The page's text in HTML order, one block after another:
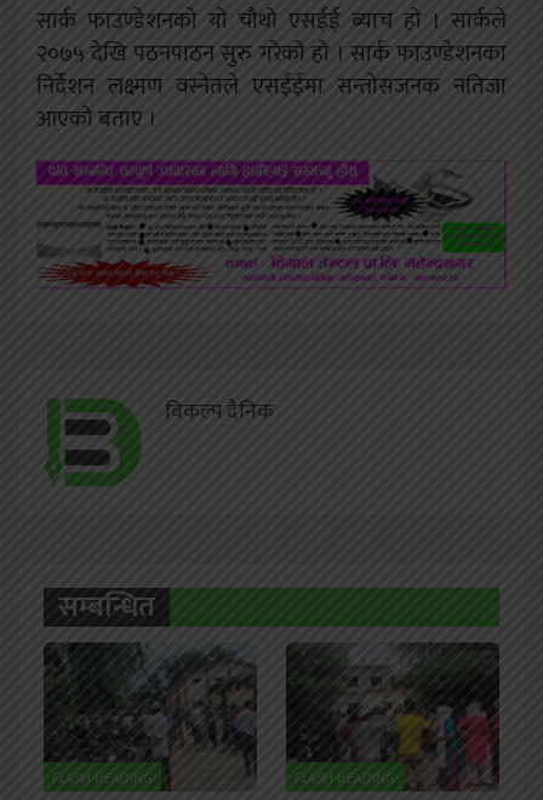
सार्क फाउण्डेशनको यो चौथो एसईई ब्याच हो । सार्कले
२०७५ देखि पठनपाठन सुरु गरेको हो । सार्क फाउण्डेशनका
निर्देशन लक्ष्मण वस्नेतले एसईईमा सन्तोसजनक नतिजा
आएको बताए ।
विकल्प दैनिक
सम्बन्धित
FLASH HEADING FLASH HEADING